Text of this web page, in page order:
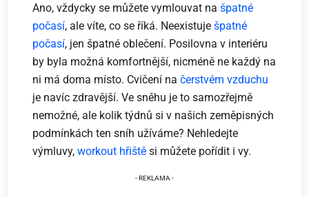
Ano, vždycky se můžete vymlouvat našpatné
počasí, ale víte, co se říká. Neexistuješpatné
počasí, jen špatné oblečení. Posilovna v interiéru
by byla možná komfortnější, nicméně ne každý na
ni má doma místo. Cvičení načerstvém vzduchu
je navíc zdravější. Ve sněhu je to samozřejmě
nemožné, ale kolik týdnů si v našich zeměpisných
podmínkách ten sníh užíváme? Nehledejte
výmluvy,workout hřiště si můžete pořídit i vy.